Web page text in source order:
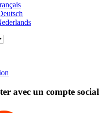
avec un compte social